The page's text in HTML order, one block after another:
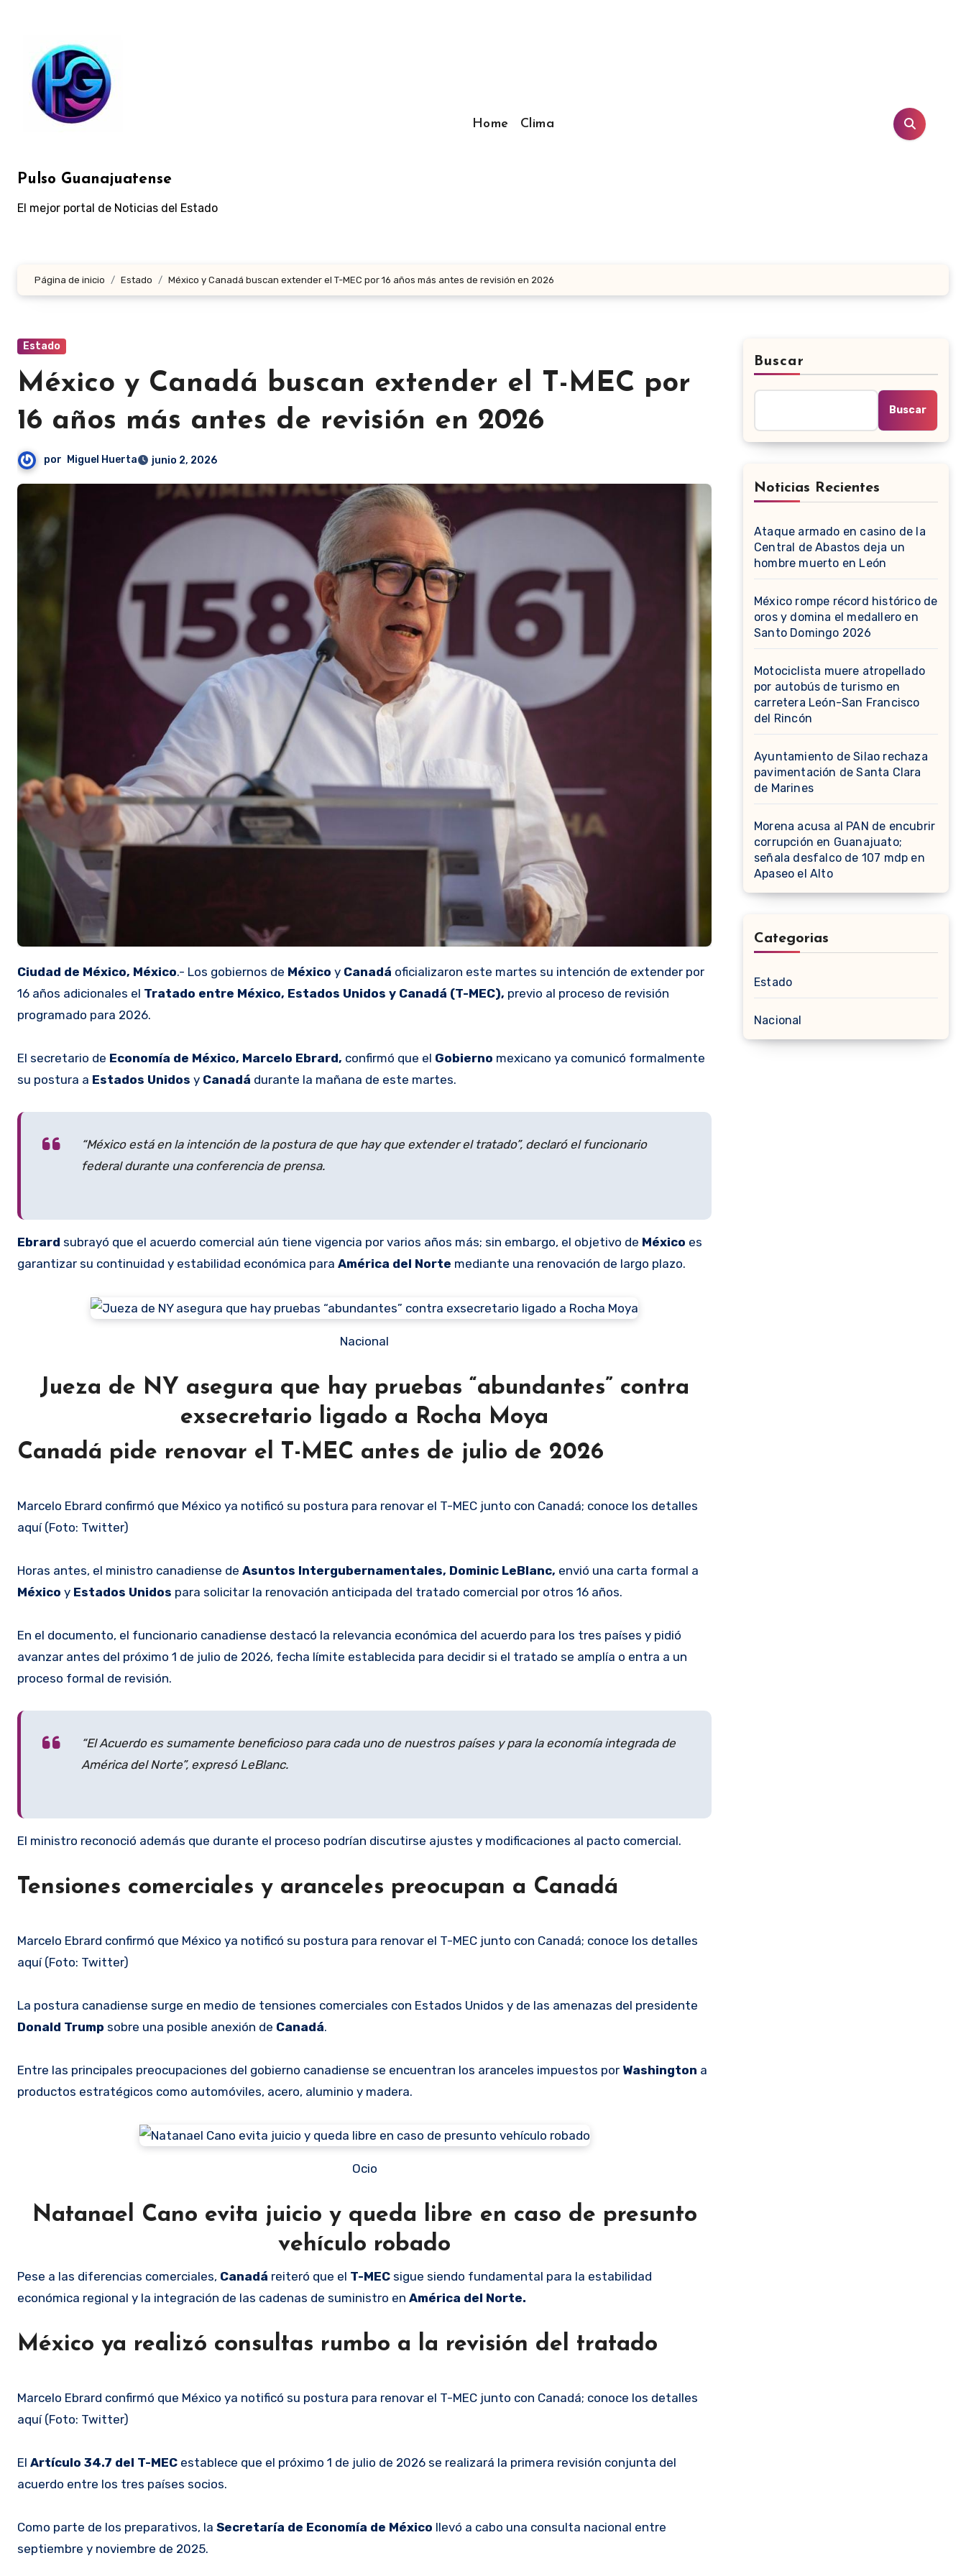
contenido
Pulso Guanajuatense
El mejor portal de Noticias del Estado
Home Clima
Página de inicio Estado México y Canadá buscan extender el T-MEC por 16 años más antes de revisión en 2026
Estado
México y Canadá buscan extender el T-MEC por
16 años más antes de revisión en 2026
por Miguel Huerta junio 2, 2026
Ciudad de México, México.- Los gobiernos de México y Canadá oficializaron este martes su intención de extender por
16 años adicionales el Tratado entre México, Estados Unidos y Canadá (T-MEC), previo al proceso de revisión
programado para 2026.
El secretario de Economía de México, Marcelo Ebrard, confirmó que el Gobierno mexicano ya comunicó formalmente
su postura a Estados Unidos y Canadá durante la mañana de este martes.
“México está en la intención de la postura de que hay que extender el tratado”, declaró el funcionario
federal durante una conferencia de prensa.
Ebrard subrayó que el acuerdo comercial aún tiene vigencia por varios años más; sin embargo, el objetivo de México es
garantizar su continuidad y estabilidad económica para América del Norte mediante una renovación de largo plazo.
Nacional
Jueza de NY asegura que hay pruebas “abundantes” contra
exsecretario ligado a Rocha Moya
Canadá pide renovar el T-MEC antes de julio de 2026
Marcelo Ebrard confirmó que México ya notificó su postura para renovar el T-MEC junto con Canadá; conoce los detalles
aquí (Foto: Twitter)
Horas antes, el ministro canadiense de Asuntos Intergubernamentales, Dominic LeBlanc, envió una carta formal a
México y Estados Unidos para solicitar la renovación anticipada del tratado comercial por otros 16 años.
En el documento, el funcionario canadiense destacó la relevancia económica del acuerdo para los tres países y pidió
avanzar antes del próximo 1 de julio de 2026, fecha límite establecida para decidir si el tratado se amplía o entra a un
proceso formal de revisión.
“El Acuerdo es sumamente beneficioso para cada uno de nuestros países y para la economía integrada de
América del Norte”, expresó LeBlanc.
El ministro reconoció además que durante el proceso podrían discutirse ajustes y modificaciones al pacto comercial.
Tensiones comerciales y aranceles preocupan a Canadá
Marcelo Ebrard confirmó que México ya notificó su postura para renovar el T-MEC junto con Canadá; conoce los detalles
aquí (Foto: Twitter)
La postura canadiense surge en medio de tensiones comerciales con Estados Unidos y de las amenazas del presidente
Donald Trump sobre una posible anexión de Canadá.
Entre las principales preocupaciones del gobierno canadiense se encuentran los aranceles impuestos por Washington a
productos estratégicos como automóviles, acero, aluminio y madera.
Ocio
Natanael Cano evita juicio y queda libre en caso de presunto
vehículo robado
Pese a las diferencias comerciales, Canadá reiteró que el T-MEC sigue siendo fundamental para la estabilidad
económica regional y la integración de las cadenas de suministro en América del Norte.
México ya realizó consultas rumbo a la revisión del tratado
Marcelo Ebrard confirmó que México ya notificó su postura para renovar el T-MEC junto con Canadá; conoce los detalles
aquí (Foto: Twitter)
El Artículo 34.7 del T-MEC establece que el próximo 1 de julio de 2026 se realizará la primera revisión conjunta del
acuerdo entre los tres países socios.
Como parte de los preparativos, la Secretaría de Economía de México llevó a cabo una consulta nacional entre
septiembre y noviembre de 2025.
Buscar
Buscar
Noticias Recientes
Ataque armado en casino de la
Central de Abastos deja un
hombre muerto en León
México rompe récord histórico de
oros y domina el medallero en
Santo Domingo 2026
Motociclista muere atropellado
por autobús de turismo en
carretera León-San Francisco
del Rincón
Ayuntamiento de Silao rechaza
pavimentación de Santa Clara
de Marines
Morena acusa al PAN de encubrir
corrupción en Guanajuato;
señala desfalco de 107 mdp en
Apaseo el Alto
Categorias
Estado
Nacional